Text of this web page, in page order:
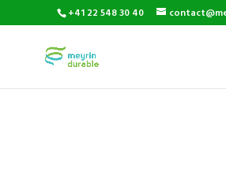
+41 22 548 30 40